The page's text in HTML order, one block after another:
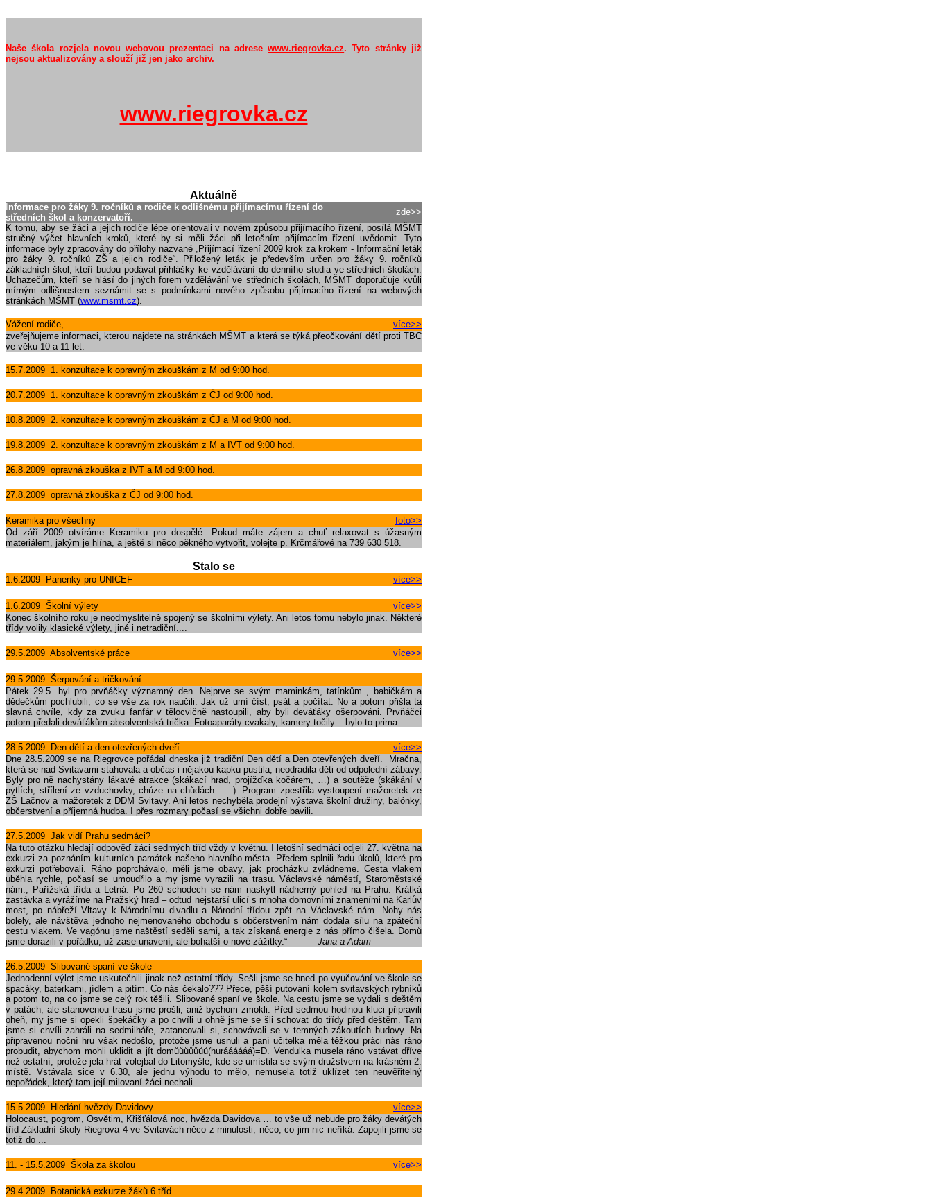
Naše škola rozjela novou webovou prezentaci na adresewww.riegrovka.cz. Tyto stránky již
nejsou aktualizovány a slouží již jen jako archiv.
www.riegrovka.cz
Aktuálně
nformace pro žáky 9. ročníků a rodiče k odlišnému přijímacímu řízení do
středních škol a konzervatoří.
zde>>
K tomu, aby se žáci a jejich rodiče lépe orientovali v novém způsobu přijímacího řízení, posílá MŠMT
stručný výčet hlavních kroků, které by si měli žáci při letošním přijímacím řízení uvědomit. Tyto
informace byly zpracovány do přílohy nazvané „Přijímací řízení 2009 krok za krokem - Informační leták
pro žáky 9. ročníků ZŠ a jejich rodiče“. Přiložený leták je především určen pro žáky 9. ročníků
základních škol, kteří budou podávat přihlášky ke vzdělávání do denního studia ve středních školách.
Uchazečům, kteří se hlásí do jiných forem vzdělávání ve středních školách, MŠMT doporučuje kvůli
mírným odlišnostem seznámit se s podmínkami nového způsobu přijímacího řízení na webových
stránkách MŠMT (www.msmt.cz).
Vážení rodiče,
více>>
zveřejňujeme informaci, kterou najdete na stránkách MŠMT a která se týká přeočkování dětí proti TBC
ve věku 10 a 11 let.
15.7.2009 1. konzultace k opravným zkouškám z M od 9:00 hod.
20.7.2009 1. konzultace k opravným zkouškám z ČJ od 9:00 hod.
10.8.2009 2. konzultace k opravným zkouškám z ČJ a M od 9:00 hod.
19.8.2009 2. konzultace k opravným zkouškám z M a IVT od 9:00 hod.
26.8.2009 opravná zkouška z IVT a M od 9:00 hod.
27.8.2009 opravná zkouška z ČJ od 9:00 hod.
Keramika pro všechny
foto>>
Od září 2009 otvíráme Keramiku pro dospělé. Pokud máte zájem a chuť relaxovat s úžasným
materiálem, jakým je hlína, a ještě si něco pěkného vytvořit, volejte p. Krčmářové na 739 630 518.
Stalo se
1.6.2009 Panenky pro UNICEF více>>
1.6.2009 Školní výlety
více>>
Konec školního roku je neodmyslitelně spojený se školními výlety. Ani letos tomu nebylo jinak. Některé
třídy volily klasické výlety, jiné i netradiční....
29.5.2009 Absolventské práce více>>
29.5.2009 Šerpování a tričkování
Pátek 29.5. byl pro prvňáčky významný den. Nejprve se svým maminkám, tatínkům , babičkám a
dědečkům pochlubili, co se vše za rok naučili. Jak už umí číst, psát a počítat. No a potom přišla ta
slavná chvíle, kdy za zvuku fanfár v tělocvičně nastoupili, aby byli deváťáky ošerpováni. Prvňáčci
potom předali deváťákům absolventská trička. Fotoaparáty cvakaly, kamery točily – bylo to prima.
28.5.2009 Den dětí a den otevřených dveří
více>>
Dne 28.5.2009 se na Riegrovce pořádal dneska již tradiční Den dětí a Den otevřených dveří. Mračna,
která se nad Svitavami stahovala a občas i nějakou kapku pustila, neodradila děti od odpolední zábavy.
Byly pro ně nachystány lákavé atrakce (skákací hrad, projížďka kočárem, …) a soutěže (skákání v
pytlích, střílení ze vzduchovky, chůze na chůdách …..). Program zpestřila vystoupení mažoretek ze
ZŠ Lačnov a mažoretek z DDM Svitavy. Ani letos nechyběla prodejní výstava školní družiny, balónky,
občerstvení a příjemná hudba. I přes rozmary počasí se všichni dobře bavili.
27.5.2009 Jak vidí Prahu sedmáci?
Na tuto otázku hledají odpověď žáci sedmých tříd vždy v květnu. I letošní sedmáci odjeli 27. května na
exkurzi za poznáním kulturních památek našeho hlavního města. Předem splnili řadu úkolů, které pro
exkurzi potřebovali. Ráno poprchávalo, měli jsme obavy, jak procházku zvládneme. Cesta vlakem
uběhla rychle, počasí se umoudřilo a my jsme vyrazili na trasu. Václavské náměstí, Staroměstské
nám., Pařížská třída a Letná. Po 260 schodech se nám naskytl nádherný pohled na Prahu. Krátká
zastávka a vyrážíme na Pražský hrad – odtud nejstarší ulicí s mnoha domovními znameními na Karlův
most, po nábřeží Vltavy k Národnímu divadlu a Národní třídou zpět na Václavské nám. Nohy nás
bolely, ale návštěva jednoho nejmenovaného obchodu s občerstvením nám dodala sílu na zpáteční
cestu vlakem. Ve vagónu jsme naštěstí seděli sami, a tak získaná energie z nás přímo čišela. Domů
jsme dorazili v pořádku, už zase unavení, ale bohatší o nové zážitky.“
Jana a Adam
26.5.2009 Slibované spaní ve škole
Jednodenní výlet jsme uskutečnili jinak než ostatní třídy. Sešli jsme se hned po vyučování ve škole se
spacáky, baterkami, jídlem a pitím. Co nás čekalo??? Přece, pěší putování kolem svitavských rybníků
a potom to, na co jsme se celý rok těšili. Slibované spaní ve škole. Na cestu jsme se vydali s deštěm
v patách, ale stanovenou trasu jsme prošli, aniž bychom zmokli. Před sedmou hodinou kluci připravili
oheň, my jsme si opekli špekáčky a po chvíli u ohně jsme se šli schovat do třídy před deštěm. Tam
jsme si chvíli zahráli na sedmilháře, zatancovali si, schovávali se v temných zákoutích budovy. Na
připravenou noční hru však nedošlo, protože jsme usnuli a paní učitelka měla těžkou práci nás ráno
probudit, abychom mohli uklidit a jít domůůůůůůů(huráááááá)=D. Vendulka musela ráno vstávat dříve
než ostatní, protože jela hrát volejbal do Litomyšle, kde se umístila se svým družstvem na krásném 2.
místě. Vstávala sice v 6.30, ale jednu výhodu to mělo, nemusela totiž uklízet ten neuvěřitelný
nepořádek, který tam její milovaní žáci nechali.
15.5.2009 Hledání hvězdy Davidovy
více>>
Holocaust, pogrom, Osvětim, Křišťálová noc, hvězda Davidova … to vše už nebude pro žáky devátých
tříd Základní školy Riegrova 4 ve Svitavách něco z minulosti, něco, co jim nic neříká. Zapojili jsme se
totiž do ...
11. - 15.5.2009 Škola za školou více>>
29.4.2009 Botanická exkurze žáků 6.tříd